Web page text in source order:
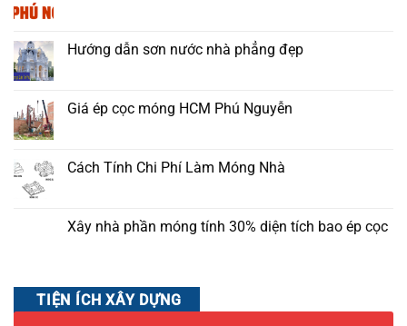
Hướng dẫn sơn nước nhà phẳng đẹp
Giá ép cọc móng HCM Phú Nguyễn
Cách Tính Chi Phí Làm Móng Nhà
Xây nhà phần móng tính 30% diện tích bao ép cọc
TIỆN ÍCH XÂY DỰNG